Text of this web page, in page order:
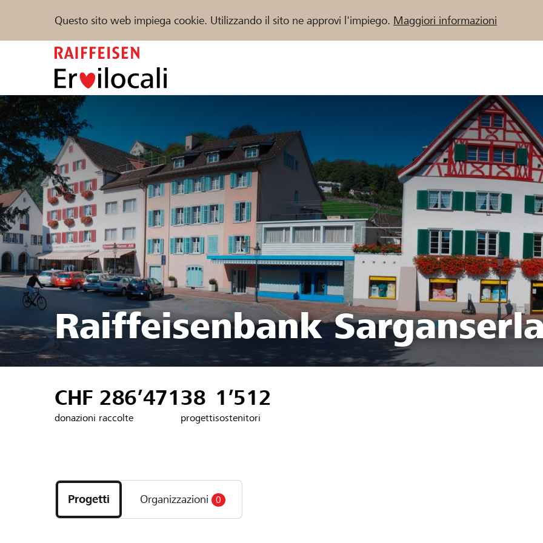
Questo sito web impiega cookie. Utilizzando il sito ne approvi l'impiego. Maggiori informazioni
Sostenere
Trova progetti e organizzazioni
DE FR IT
Raiffeisenbank
CHF 286’471
donazioni raccolte
38
progetti
1’512
sostenitori
i
progetti
e
Progetti Organizzazioni 0